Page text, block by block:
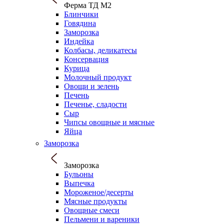
Ферма ТД М2
Блинчики
Говядина
Заморозка
Индейка
Колбасы, деликатесы
Консервация
Курица
Молочный продукт
Овощи и зелень
Печень
Печенье, сладости
Сыр
Чипсы овощные и мясные
Яйца
Заморозка
Заморозка
Бульоны
Выпечка
Мороженое/десерты
Мясные продукты
Овощные смеси
Пельмени и вареники